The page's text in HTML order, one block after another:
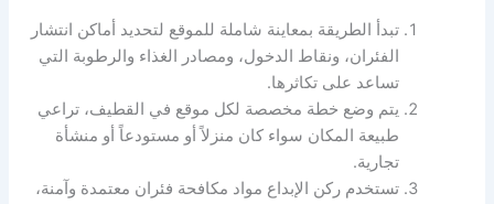
تبدأ الطريقة بمعاينة شاملة للموقع لتحديد أماكن انتشار
الفئران، ونقاط الدخول، ومصادر الغذاء والرطوبة التي
تساعد على تكاثرها.
يتم وضع خطة مخصصة لكل موقع في القطيف، تراعي
طبيعة المكان سواء كان منزلاً أو مستودعاً أو منشأة
تجارية.
تستخدم ركن الإبداع مواد مكافحة فئران معتمدة وآمنة،